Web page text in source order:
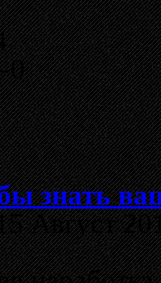
0
знать
Август